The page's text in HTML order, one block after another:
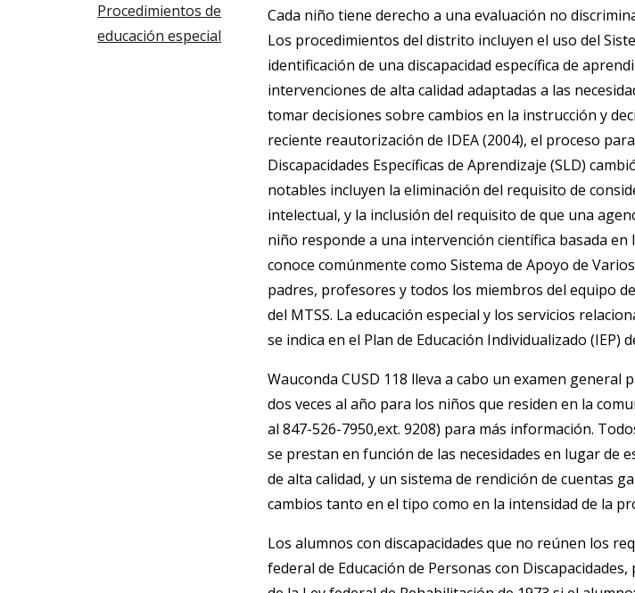
Procedimientos de
educación especial
Cada niño tiene derecho a una evaluación no
Los procedimientos del distrito incluyen el uso del
identificación de una discapacidad específica de
intervenciones de alta calidad adaptadas a las
tomar decisiones sobre cambios en la instrucción y
reciente reautorización de IDEA (2004), el proceso
Discapacidades Específicas de Aprendizaje (SLD)
notables incluyen la eliminación del requisito de
intelectual, y la inclusión del requisito de que una
niño responde a una intervención científica basada
conoce comúnmente como Sistema de Apoyo de
padres, profesores y todos los miembros del equipo
del MTSS. La educación especial y los servicios
se indica en el Plan de Educación Individualizado (IEP)
Wauconda CUSD 118 lleva a cabo un examen
dos veces al año para los niños que residen en la
al 847-526-7950,ext. 9208) para más información.
se prestan en función de las necesidades en lugar
de alta calidad, y un sistema de rendición de cuentas
cambios tanto en el tipo como en la intensidad de la
Los alumnos con discapacidades que no reúnen los
federal de Educación de Personas con